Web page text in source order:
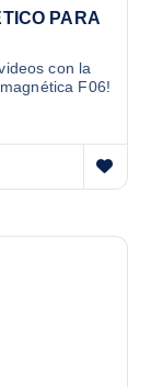
PARA
con la
F06!